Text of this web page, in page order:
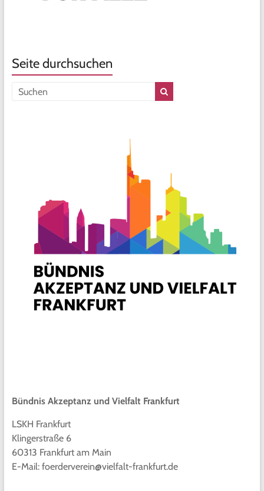
Seite durchsuchen
Bündnis Akzeptanz und Vielfalt Frankfurt
LSKH Frankfurt
Klingerstraße 6
60313 Frankfurt am Main
E-Mail: foerderverein@vielfalt-frankfurt.de